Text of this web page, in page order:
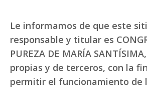
Le informamos de que este
responsable y titular es
PUREZA DE MARÍA
propias y de terceros, con la
permitir el funcionamiento de